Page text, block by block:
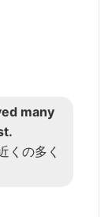
many
くの多く